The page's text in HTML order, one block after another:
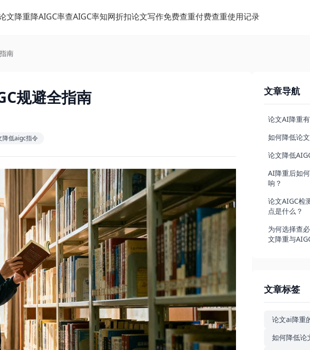
文降重降AIGC率查AIGC率知网折扣论文写作免费查重付费查重使用记录
南
规避全指南
降低aigc指令
文章导航
论文AI降重
如何降低论
论文降低
AI降重后如
响？
论文AIGC检
点是什么？
为何选择查
文降重与
文章标签
论文ai降重
如何降低论